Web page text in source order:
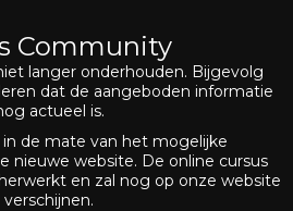
Community
langer onderhouden. Bijgevolg
dat de aangeboden informatie
actueel is.
de mate van het mogelijke
nieuwe website. De online cursus
en zal nog op onze website
verschijnen.